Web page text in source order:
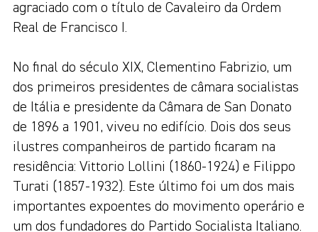
agraciado com o título de Cavaleiro da Ordem
Real de Francisco I.
No final do século XIX, Clementino Fabrizio, um
dos primeiros presidentes de câmara socialistas
de Itália e presidente da Câmara de San Donato
de 1896 a 1901, viveu no edifício. Dois dos seus
ilustres companheiros de partido ficaram na
residência: Vittorio Lollini (1860-1924) e Filippo
Turati (1857-1932). Este último foi um dos mais
importantes expoentes do movimento operário e
um dos fundadores do Partido Socialista Italiano.